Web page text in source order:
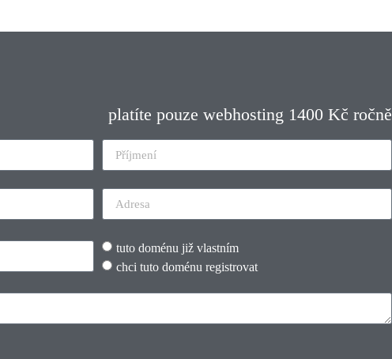
platíte pouze webhosting 1400 Kč ročně
tuto doménu již vlastním
chci tuto doménu registrovat